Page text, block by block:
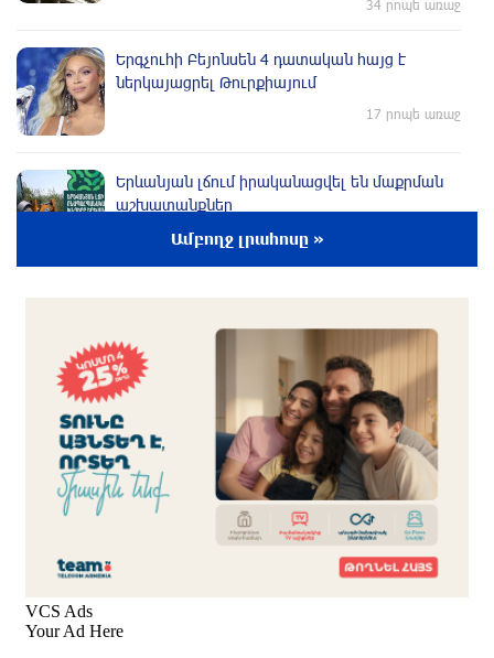
34 րոպե առաջ
Երգչուհի Բեյոնսեն ​​4 դատական հայց է
ներկայացրել Թուրքիայում
17 րոպե առաջ
Երևանյան լճում իրականացվել են մաքրման
աշխատանքներ
20 րոպե առաջ
Պայթյուն՝ Իրանում․ հաղորդվում է զոհերի ու
վիրավորների մասին
43 րոպե առաջ
Ամբողջ լրահոսը »